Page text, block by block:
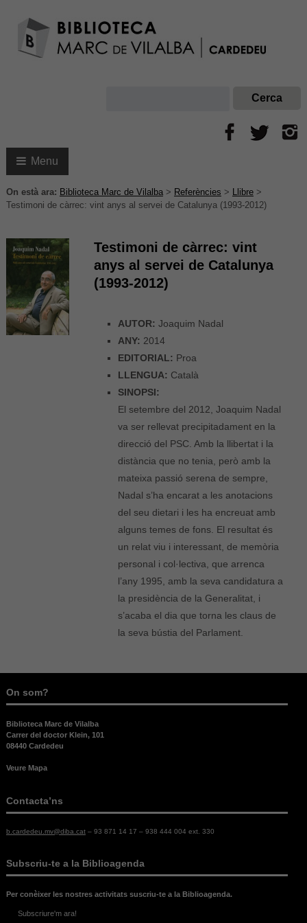
Menu
On està ara: Biblioteca Marc de Vilalba> Referències > Llibre>
Testimoni de càrrec: vint anys al servei de Catalunya (1993-2012)
Testimoni de càrrec: vint
anys al servei de Catalunya
(1993-2012)
AUTOR: Joaquim Nadal
ANY: 2014
EDITORIAL: Proa
LLENGUA: Català
SINOPSI:
El setembre del 2012, Joaquim Nadal
va ser rellevat precipitadament en la
direcció del PSC. Amb la llibertat i la
distància que no tenia, però amb la
mateixa passió serena de sempre,
Nadal s’ha encarat a les anotacions
del seu dietari i les ha encreuat amb
alguns temes de fons. El resultat és
un relat viu i interessant, de memòria
personal i col·lectiva, que arrenca
l’any 1995, amb la seva candidatura a
la presidència de la Generalitat, i
s’acaba el dia que torna les claus de
la seva bústia del Parlament.
On som?
Biblioteca Marc de Vilalba
Carrer del doctor Klein, 101
08440 Cardedeu
Veure Mapa
Contacta’ns
b.cardedeu.mv@diba.cat– 93 871 14 17 – 938 444 004 ext. 330
Subscriu-te a la Biblioagenda
Per conèixer les nostres activitats suscriu-te a la Biblioagenda.
Subscriure'm ara!
Aquestes
cookies no